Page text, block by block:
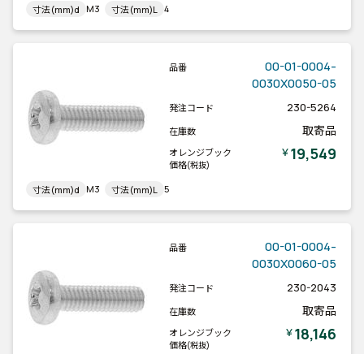
寸法(mm)d M3 寸法(mm)L 4
品番
00-01-0004-
0030X0050-05
発注コード 230-5264
在庫数 取寄品
オレンジブック
価格(税抜)
￥19,549
寸法(mm)d M3 寸法(mm)L 5
品番
00-01-0004-
0030X0060-05
発注コード 230-2043
在庫数 取寄品
オレンジブック
価格(税抜)
￥18,146